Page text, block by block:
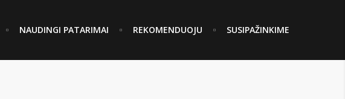
NAUDINGI PATARIMAI REKOMENDUOJU SUSIPAŽINKIME